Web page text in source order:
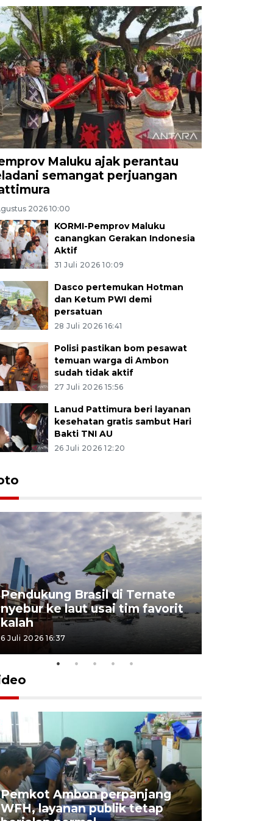
Maluku ajak perantau
semangat perjuangan
2026 10:00
KORMI-Pemprov Maluku
canangkan Gerakan Indonesia
Aktif
31 Juli 2026 10:09
Dasco pertemukan Hotman
dan Ketum PWI demi
persatuan
28 Juli 2026 16:41
Polisi pastikan bom pesawat
temuan warga di Ambon
sudah tidak aktif
27 Juli 2026 15:56
Lanud Pattimura beri layanan
kesehatan gratis sambut Hari
Bakti TNI AU
26 Juli 2026 12:20
Pendukung Brasil di Ternate
nyebur ke laut usai tim favorit
kalah
6 Juli 2026 16:37
Pemkot Ambon perpanjang
WFH, layanan publik tetap